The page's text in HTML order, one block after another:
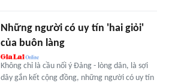
Những người có uy tín 'hai giỏi'
của buôn làng
Không chỉ là cầu nối ý Đảng - lòng dân, là sợi
dây gắn kết cộng đồng, những người có uy tín